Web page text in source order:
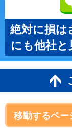
絶対に損は
にも他社と